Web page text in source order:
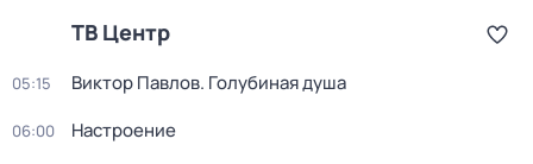
ТВ Центр
05:15 Виктор Павлов. Голубиная душа
06:00 Настроение